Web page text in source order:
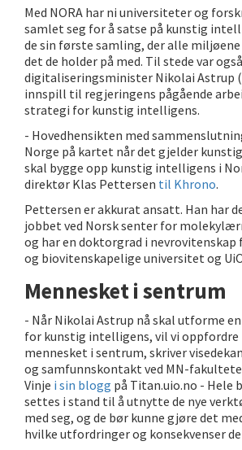
Med NORA har ni universiteter og
samlet seg for å satse på kunstig
de sin første samling, der alle
det de holder på med. Til stede var også
digitaliseringsminister Nikolai Astrup
innspill til regjeringens pågående
strategi for kunstig intelligens.
- Hovedhensikten med
Norge på kartet når det gjelder
skal bygge opp kunstig intelligens i
direktør Klas Pettersen til Khrono.
Pettersen er akkurat ansatt. Han har
jobbet ved Norsk senter for
og har en doktorgrad i
og biovitenskapelige universitet og
Mennesket i sentrum
- Når Nikolai Astrup nå skal utforme
for kunstig intelligens, vil vi
mennesket i sentrum, skriver
og samfunnskontakt ved MN-
Vinje i sin blogg på Titan.uio.no - Hele
settes i stand til å utnytte de nye
med seg, og de bør kunne gjøre det
hvilke utfordringer og konsekvenser